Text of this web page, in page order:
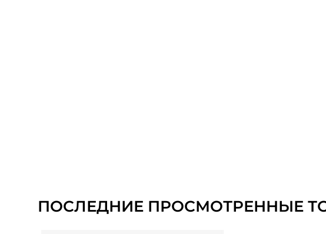
ПОСЛЕДНИЕ ПРОСМОТРЕННЫЕ